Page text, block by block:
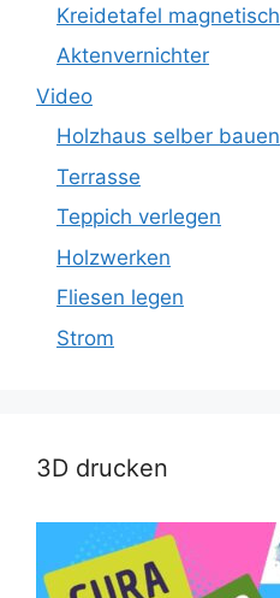
Kreidetafel magnetisch
Aktenvernichter
Video
Holzhaus selber bauen
Terrasse
Teppich verlegen
Holzwerken
Fliesen legen
Strom
3D drucken